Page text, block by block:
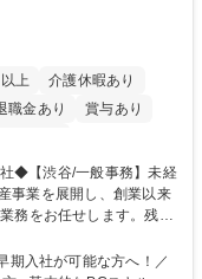
上
介護休暇あり
職金あり
賞与あり
務をお任せします。残業
なため、WLBを整えたい
期入社が可能な方へ！／